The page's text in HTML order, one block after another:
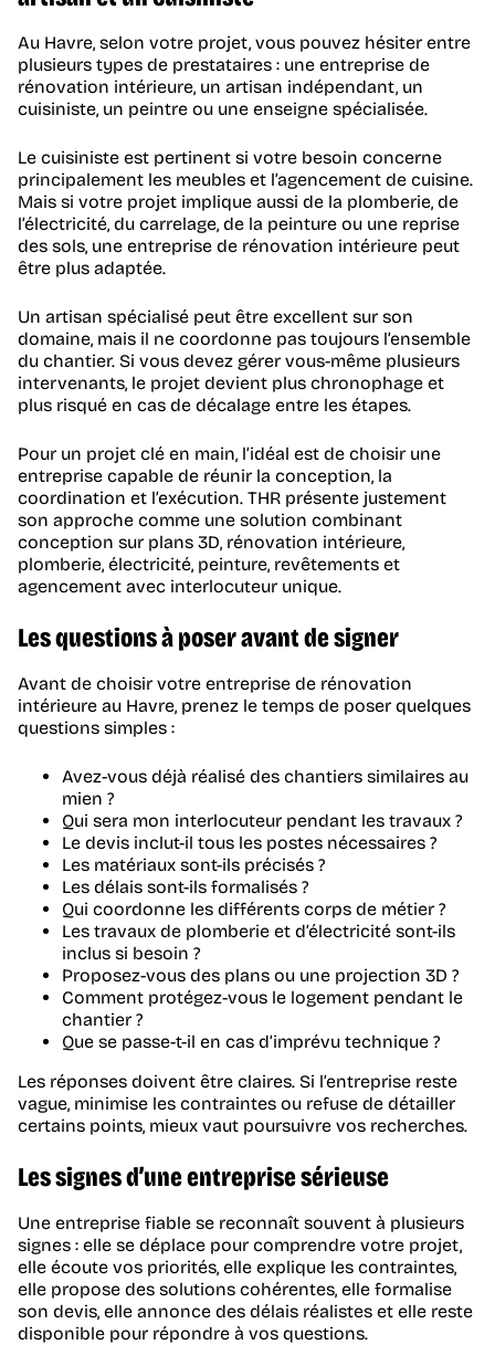
Au Havre, selon votre projet, vous pouvez hésiter entre
plusieurs types de prestataires : une entreprise de
rénovation intérieure, un artisan indépendant, un
cuisiniste, un peintre ou une enseigne spécialisée.
Le cuisiniste est pertinent si votre besoin concerne
principalement les meubles et l’agencement de cuisine.
Mais si votre projet implique aussi de la plomberie, de
l’électricité, du carrelage, de la peinture ou une reprise
des sols, une entreprise de rénovation intérieure peut
être plus adaptée.
Un artisan spécialisé peut être excellent sur son
domaine, mais il ne coordonne pas toujours l’ensemble
du chantier. Si vous devez gérer vous-même plusieurs
intervenants, le projet devient plus chronophage et
plus risqué en cas de décalage entre les étapes.
Pour un projet clé en main, l’idéal est de choisir une
entreprise capable de réunir la conception, la
coordination et l’exécution. THR présente justement
son approche comme une solution combinant
conception sur plans 3D, rénovation intérieure,
plomberie, électricité, peinture, revêtements et
agencement avec interlocuteur unique.
Les questions à poser avant de signer
Avant de choisir votre entreprise de rénovation
intérieure au Havre, prenez le temps de poser quelques
questions simples :
Avez-vous déjà réalisé des chantiers similaires au
mien ?
Qui sera mon interlocuteur pendant les travaux ?
Le devis inclut-il tous les postes nécessaires ?
Les matériaux sont-ils précisés ?
Les délais sont-ils formalisés ?
Qui coordonne les différents corps de métier ?
Les travaux de plomberie et d’électricité sont-ils
inclus si besoin ?
Proposez-vous des plans ou une projection 3D ?
Comment protégez-vous le logement pendant le
chantier ?
Que se passe-t-il en cas d’imprévu technique ?
Les réponses doivent être claires. Si l’entreprise reste
vague, minimise les contraintes ou refuse de détailler
certains points, mieux vaut poursuivre vos recherches.
Les signes d’une entreprise sérieuse
Une entreprise fiable se reconnaît souvent à plusieurs
signes : elle se déplace pour comprendre votre projet,
elle écoute vos priorités, elle explique les contraintes,
elle propose des solutions cohérentes, elle formalise
son devis, elle annonce des délais réalistes et elle reste
disponible pour répondre à vos questions.